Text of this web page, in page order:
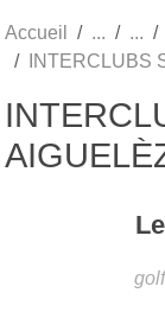
Accueil
INTERCLUBS
Le